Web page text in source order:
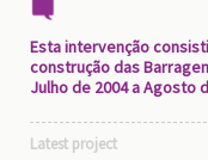
Esta intervenção
construção das
Julho de 2004 a Agosto
Latest project